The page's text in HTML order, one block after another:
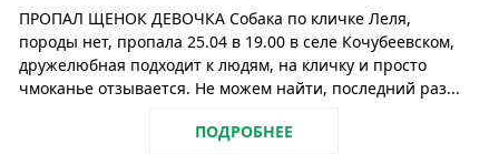
ПРОПАЛ ЩЕНОК ДЕВОЧКА Собака по кличке Леля,
породы нет, пропала 25.04 в 19.00 в селе Кочубеевском,
дружелюбная подходит к людям, на кличку и просто
чмоканье отзывается. Не можем найти, последний раз...
ПОДРОБНЕЕ